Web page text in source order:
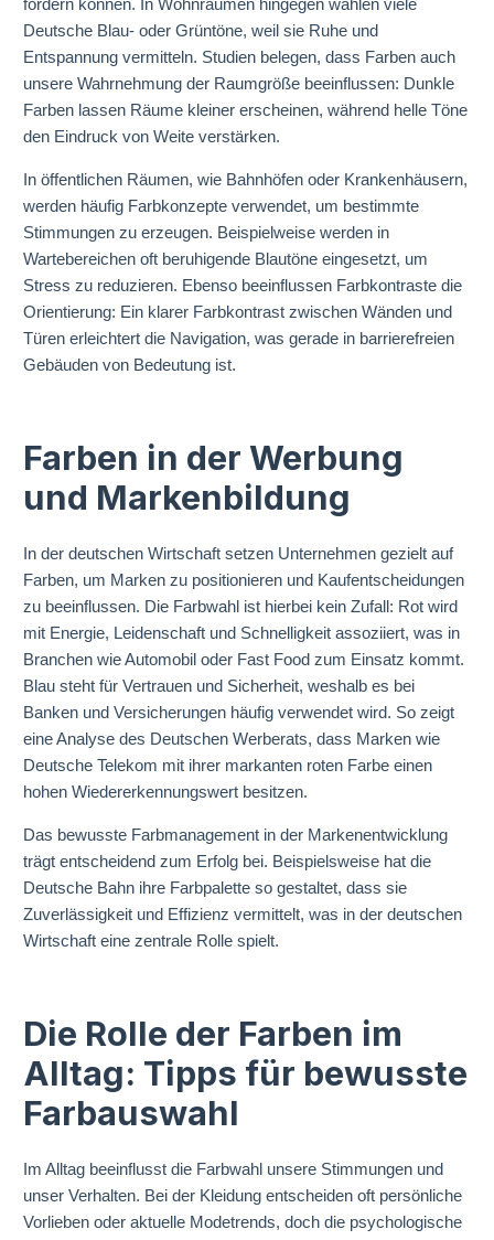
fördern können. In Wohnräumen hingegen wählen viele
Deutsche Blau- oder Grüntöne, weil sie Ruhe und
Entspannung vermitteln. Studien belegen, dass Farben auch
unsere Wahrnehmung der Raumgröße beeinflussen: Dunkle
Farben lassen Räume kleiner erscheinen, während helle Töne
den Eindruck von Weite verstärken.
In öffentlichen Räumen, wie Bahnhöfen oder Krankenhäusern,
werden häufig Farbkonzepte verwendet, um bestimmte
Stimmungen zu erzeugen. Beispielweise werden in
Wartebereichen oft beruhigende Blautöne eingesetzt, um
Stress zu reduzieren. Ebenso beeinflussen Farbkontraste die
Orientierung: Ein klarer Farbkontrast zwischen Wänden und
Türen erleichtert die Navigation, was gerade in barrierefreien
Gebäuden von Bedeutung ist.
Farben in der Werbung
und Markenbildung
In der deutschen Wirtschaft setzen Unternehmen gezielt auf
Farben, um Marken zu positionieren und Kaufentscheidungen
zu beeinflussen. Die Farbwahl ist hierbei kein Zufall: Rot wird
mit Energie, Leidenschaft und Schnelligkeit assoziiert, was in
Branchen wie Automobil oder Fast Food zum Einsatz kommt.
Blau steht für Vertrauen und Sicherheit, weshalb es bei
Banken und Versicherungen häufig verwendet wird. So zeigt
eine Analyse des Deutschen Werberats, dass Marken wie
Deutsche Telekom mit ihrer markanten roten Farbe einen
hohen Wiedererkennungswert besitzen.
Das bewusste Farbmanagement in der Markenentwicklung
trägt entscheidend zum Erfolg bei. Beispielsweise hat die
Deutsche Bahn ihre Farbpalette so gestaltet, dass sie
Zuverlässigkeit und Effizienz vermittelt, was in der deutschen
Wirtschaft eine zentrale Rolle spielt.
Die Rolle der Farben im
Alltag: Tipps für bewusste
Farbauswahl
Im Alltag beeinflusst die Farbwahl unsere Stimmungen und
unser Verhalten. Bei der Kleidung entscheiden oft persönliche
Vorlieben oder aktuelle Modetrends, doch die psychologische